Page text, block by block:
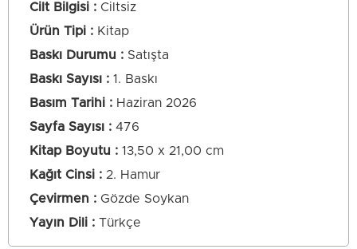
Cilt Bilgisi
Ciltsiz
Ürün Tipi
Kitap
Baskı Durumu
Satışta
Baskı Sayısı
1. Baskı
Basım Tarihi
Haziran 2026
Sayfa Sayısı
476
Kitap Boyutu
13,50 x 21,00 cm
Kağıt Cinsi
2. Hamur
Çevirmen
Gözde Soykan
Yayın Dili
Türkçe